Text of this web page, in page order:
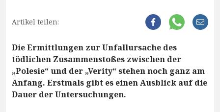
Artikel teilen:
Die Ermittlungen zur Unfallursache des
tödlichen Zusammenstoßes zwischen der
„Polesie“ und der „Verity“ stehen noch ganz am
Anfang. Erstmals gibt es einen Ausblick auf die
Dauer der Untersuchungen.